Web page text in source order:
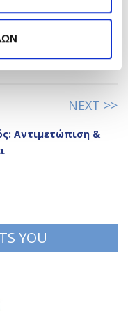
δεν είναι
NEXT >>
Αντιμετώπιση &
YOU